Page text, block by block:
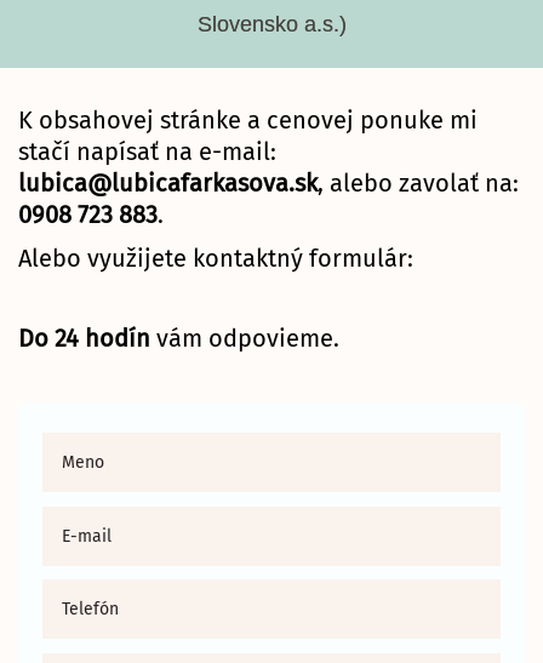
Slovensko a.s.)
K obsahovej stránke a cenovej ponuke mi
stačí napísať na e-mail:
lubica@lubicafarkasova.sk, alebo zavolať na:
0908 723 883.
Alebo využijete kontaktný formulár:
Do 24 hodín vám odpovieme.